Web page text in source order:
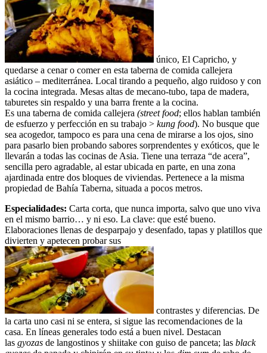
único, El Capricho, y
quedarse a cenar o comer en esta taberna de comida callejera
asiático – mediterránea. Local tirando a pequeño, algo ruidoso y con
la cocina integrada. Mesas altas de mecano-tubo, tapa de madera,
taburetes sin respaldo y una barra frente a la cocina.
Es una taberna de comida callejera (street food; ellos hablan también
de esfuerzo y perfección en su trabajo > kung food). No busque que
sea acogedor, tampoco es para una cena de mirarse a los ojos, sino
para pasarlo bien probando sabores sorprendentes y exóticos, que le
llevarán a todas las cocinas de Asia. Tiene una terraza “de acera”,
sencilla pero agradable, al estar ubicada en parte, en una zona
ajardinada entre dos bloques de viviendas. Pertenece a la misma
propiedad de Bahía Taberna, situada a pocos metros.
Especialidades: Carta corta, que nunca importa, salvo que uno viva
en el mismo barrio… y ni eso. La clave: que esté bueno.
Elaboraciones llenas de desparpajo y desenfado, tapas y platillos que
divierten y apetecen probar sus
contrastes y diferencias. De
la carta uno casi ni se entera, si sigue las recomendaciones de la
casa. En líneas generales todo está a buen nivel. Destacan
las gyozas de langostinos y shiitake con guiso de panceta; las black